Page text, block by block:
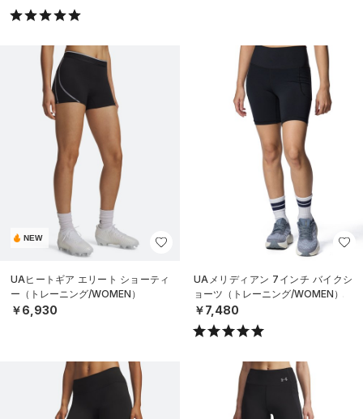
NEW
UAヒートギア エリート ショーティ
ー（トレーニング/WOMEN）
￥6,930
UAメリディアン 7インチ バイクシ
ョーツ（トレーニング/WOMEN）
￥7,480